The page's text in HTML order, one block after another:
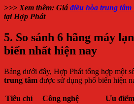
>>> Xem thêm: Giá điều hòa trung
tại Hợp Phát
5. So sánh 6 hãng máy
biến nhất hiện nay
Bảng dưới đây, Hợp Phát tổng hợp một
trung tâm được sử dụng phổ biến hiện
Tiêu chí Công nghệ Ưu điểm